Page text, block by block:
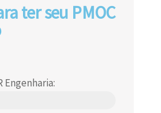
ter seu PMOC
Engenharia: